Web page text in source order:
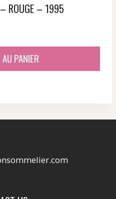
ROUGE – 1995
PANIER